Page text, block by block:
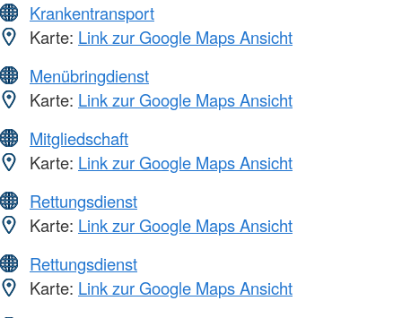
Krankentransport
Karte: Link zur Google Maps Ansicht
Menübringdienst
Karte: Link zur Google Maps Ansicht
Mitgliedschaft
Karte: Link zur Google Maps Ansicht
Rettungsdienst
Karte: Link zur Google Maps Ansicht
Rettungsdienst
Karte: Link zur Google Maps Ansicht